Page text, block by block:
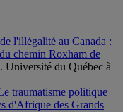
l'illégalité au Canada :
chemin Roxham de
Université du Québec à
traumatisme politique
d'Afrique des Grands